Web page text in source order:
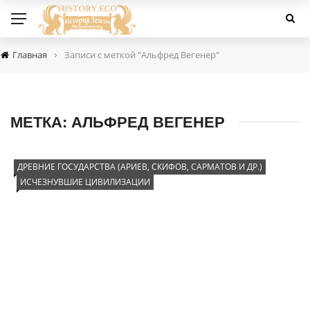
Главная › Записи с меткой "Альфред Вегенер"
МЕТКА: АЛЬФРЕД ВЕГЕНЕР
ДРЕВНИЕ ГОСУДАРСТВА (АРИЕВ, СКИФОВ, САРМАТОВ И ДР.)
ИСЧЕЗНУВШИЕ ЦИВИЛИЗАЦИИ